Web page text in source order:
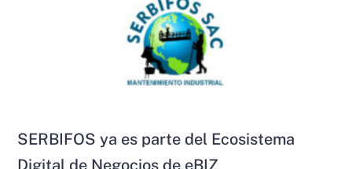
SERBIFOS ya es parte del Ecosistema
Digital de Negocios de eBIZ